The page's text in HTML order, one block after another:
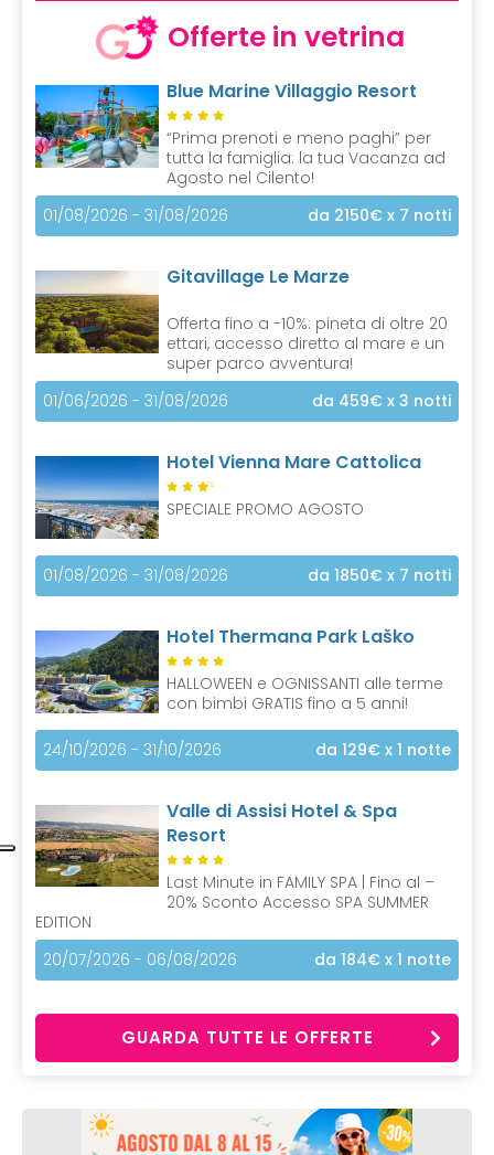
Offerte in vetrina
Blue Marine Villaggio Resort
“Prima prenoti e meno paghi” per
tutta la famiglia: la tua Vacanza ad
Agosto nel Cilento!
01/08/2026 - 31/08/2026
da 2150€ x 7 notti
Gitavillage Le Marze
Offerta fino a -10%: pineta di oltre 20
ettari, accesso diretto al mare e un
super parco avventura!
01/06/2026 - 31/08/2026
da 459€ x 3 notti
Hotel Vienna Mare Cattolica
S
SPECIALE PROMO AGOSTO
01/08/2026 - 31/08/2026 da 1850€ x 7 notti
Hotel Thermana Park Laško
HALLOWEEN e OGNISSANTI alle terme
con bimbi GRATIS fino a 5 anni!
24/10/2026 - 31/10/2026 da 129€ x 1 notte
Valle di Assisi Hotel & Spa
Resort
Last Minute in FAMILY SPA | Fino al –
20% Sconto Accesso SPA SUMMER
EDITION
20/07/2026 - 06/08/2026
da 184€ x 1 notte
GUARDA TUTTE LE OFFERTE